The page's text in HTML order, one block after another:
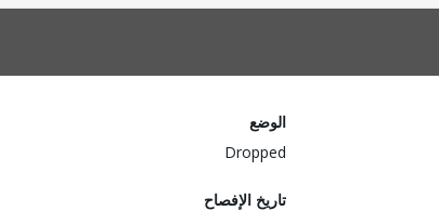
الوضع
Dropped
تاريخ الإفصاح